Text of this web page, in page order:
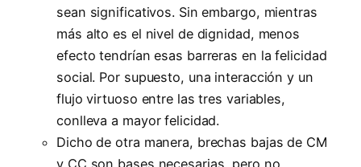
sean significativos. Sin embargo, mientras
más alto es el nivel de dignidad, menos
efecto tendrían esas barreras en la felicidad
social. Por supuesto, una interacción y un
flujo virtuoso entre las tres variables,
conlleva a mayor felicidad.
Dicho de otra manera, brechas bajas de CM